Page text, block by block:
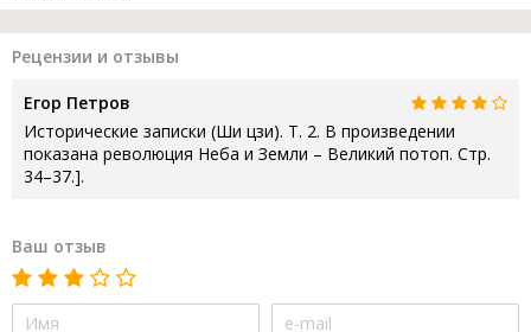
Рецензии и отзывы
Егор Петров
Исторические записки (Ши цзи). Т. 2. В произведении
показана революция Неба и Земли – Великий потоп. Стр.
34–37.].
Ваш отзыв